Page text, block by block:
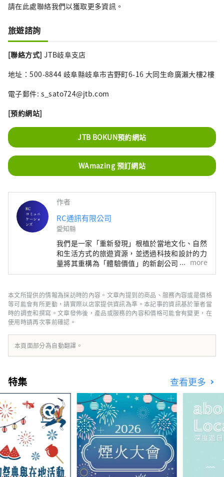
請在此處聯絡我們以獲取更多資訊。
旅遊諮詢
[聯絡方式] JTB岐阜支店
地址：500-8844 岐阜縣岐阜市吉野町6-16 大同生命廣瀨大樓2樓
電子郵件: s_sato724@jtb.com
[預約網站]
JTB BOKUN預約網站
WAmazing 預訂網站
作者
RC通訊有限公司
愛知縣
我們是一家「重新發現」根植於當地文化、自然
和生活方式的旅遊資源，並透過科技和設計的力
量將其重構為「體驗價值」的新創公司。 我們
將與地方政府、民間、居民攜手合作，建立創造
more
本文所提供的情報為採訪時的內容。文章內提到的商品、服務內容或是價格
等可能會有所更動，請實際以店家提供資訊為準。本記事的資訊基於筆者當
時的調查和撰寫。文章發佈後，產品或服務的內容和價格可能會有變更，在
使用時請再次事前確認。
本頁面部分為自動翻譯。
特集 查看更多